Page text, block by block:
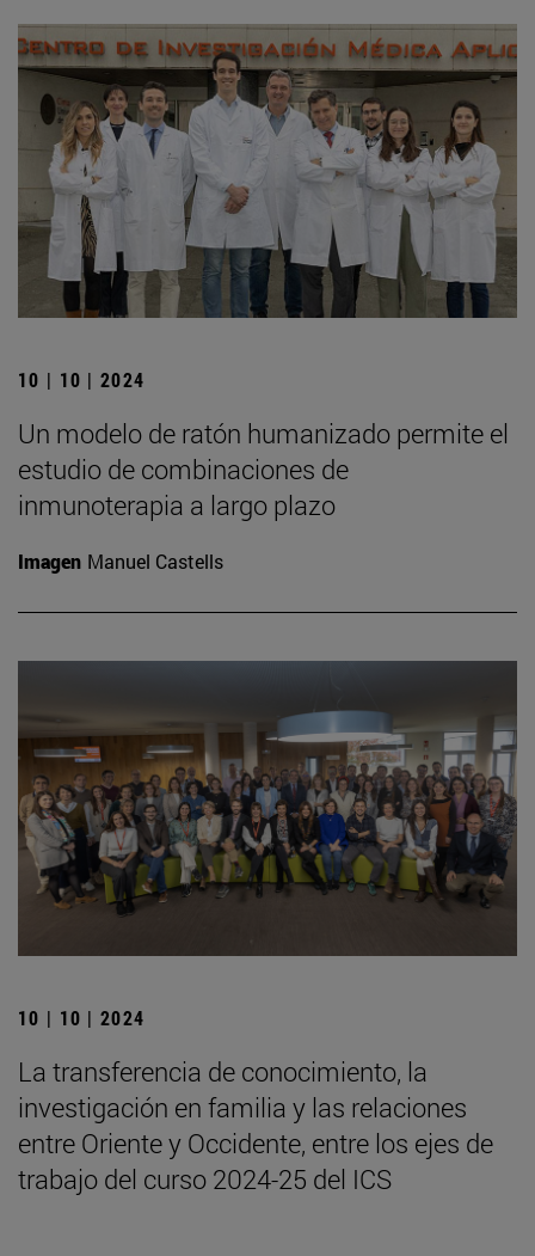
10 | 10 | 2024
Un modelo de ratón humanizado permite el
estudio de combinaciones de
inmunoterapia a largo plazo
Imagen Manuel Castells
10 | 10 | 2024
La transferencia de conocimiento, la
investigación en familia y las relaciones
entre Oriente y Occidente, entre los ejes de
trabajo del curso 2024-25 del ICS